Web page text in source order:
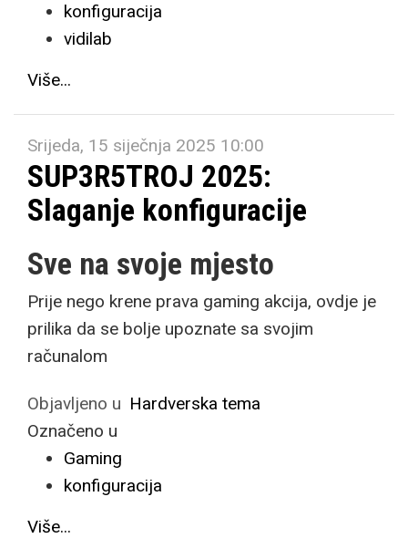
konfiguracija
vidilab
Više...
Srijeda, 15 siječnja 2025 10:00
SUP3R5TROJ 2025:
Slaganje konfiguracije
Sve na svoje mjesto
Prije nego krene prava gaming akcija, ovdje je
prilika da se bolje upoznate sa svojim
računalom
Objavljeno u Hardverska tema
Označeno u
Gaming
konfiguracija
Više...